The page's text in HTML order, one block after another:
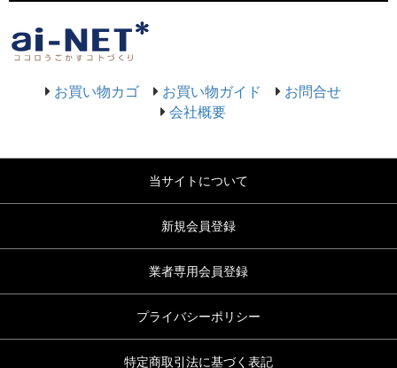
お買い物カゴ お買い物ガイド
お問合せ
会社概要
当サイトについて
新規会員登録
業者専用会員登録
プライバシーポリシー
特定商取引法に基づく表記